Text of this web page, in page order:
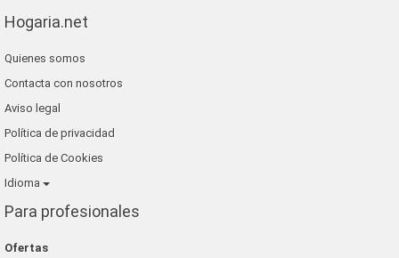
Hogaria.net
Quienes somos
Contacta con nosotros
Aviso legal
Política de privacidad
Política de Cookies
Idioma
Para profesionales
Ofertas